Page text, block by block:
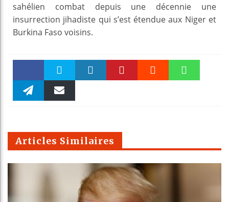
sahélien combat depuis une décennie une
insurrection jihadiste qui s’est étendue aux Niger et
Burkina Faso voisins.
Faceboo Twitter
m
Articles Similaires